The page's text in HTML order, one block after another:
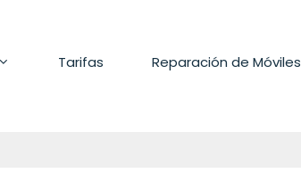
Tarifas Reparación de Móviles